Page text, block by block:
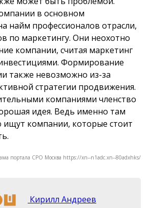
в основном
найм профессионалов отрасли,
по маркетингу. Они неохотно
компании, считая маркетинг
Формирование
также невозможно из-за
стратегии продвижения.
компаниями членство
идея. Ведь именно там
ищут компании, которые стоит
портала СРО Москва https://xn--n1adc.xn--80adxhks/
Кирилл Андреев